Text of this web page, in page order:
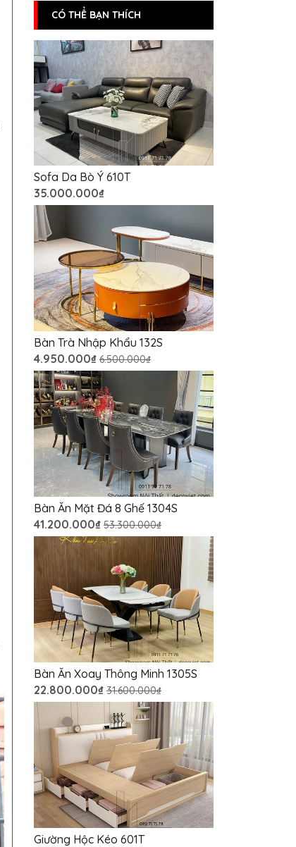
CÓ THỂ BẠN THÍCH
Sofa Da Bò Ý 610T
35.000.000₫
Bàn Trà Nhập Khẩu 132S
4.950.000₫ 6.500.000₫
Bàn Ăn Mặt Đá 8 Ghế 1304S
41.200.000₫ 53.300.000₫
Bàn Ăn Xoay Thông Minh 1305S
22.800.000₫ 31.600.000₫
Giường Hộc Kéo 601T